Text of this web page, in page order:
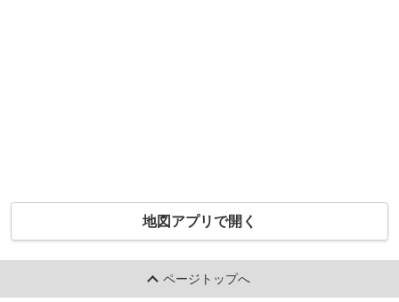
地図アプリで開く
ページトップへ